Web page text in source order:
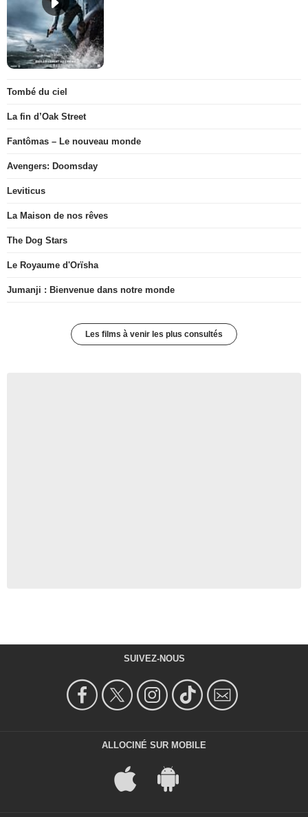
Tombé du ciel
La fin d’Oak Street
Fantômas – Le nouveau monde
Avengers: Doomsday
Leviticus
La Maison de nos rêves
The Dog Stars
Le Royaume d'Orïsha
Jumanji : Bienvenue dans notre monde
Les films à venir les plus consultés
SUIVEZ-NOUS
ALLOCINÉ SUR MOBILE